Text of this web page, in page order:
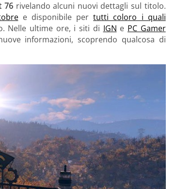
76 rivelando alcuni nuovi dettagli sul titolo.
e disponibile pertutti coloro i quali
Nelle ultime ore, i siti di IGN e PC Gamer
informazioni, scoprendo qualcosa di